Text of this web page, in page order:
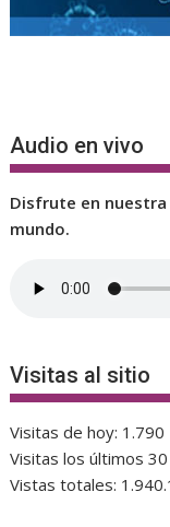
Audio en vivo
Disfrute en
mundo.
Visitas al sitio
Visitas de hoy: 1.790
Visitas los últimos 30
Vistas totales: